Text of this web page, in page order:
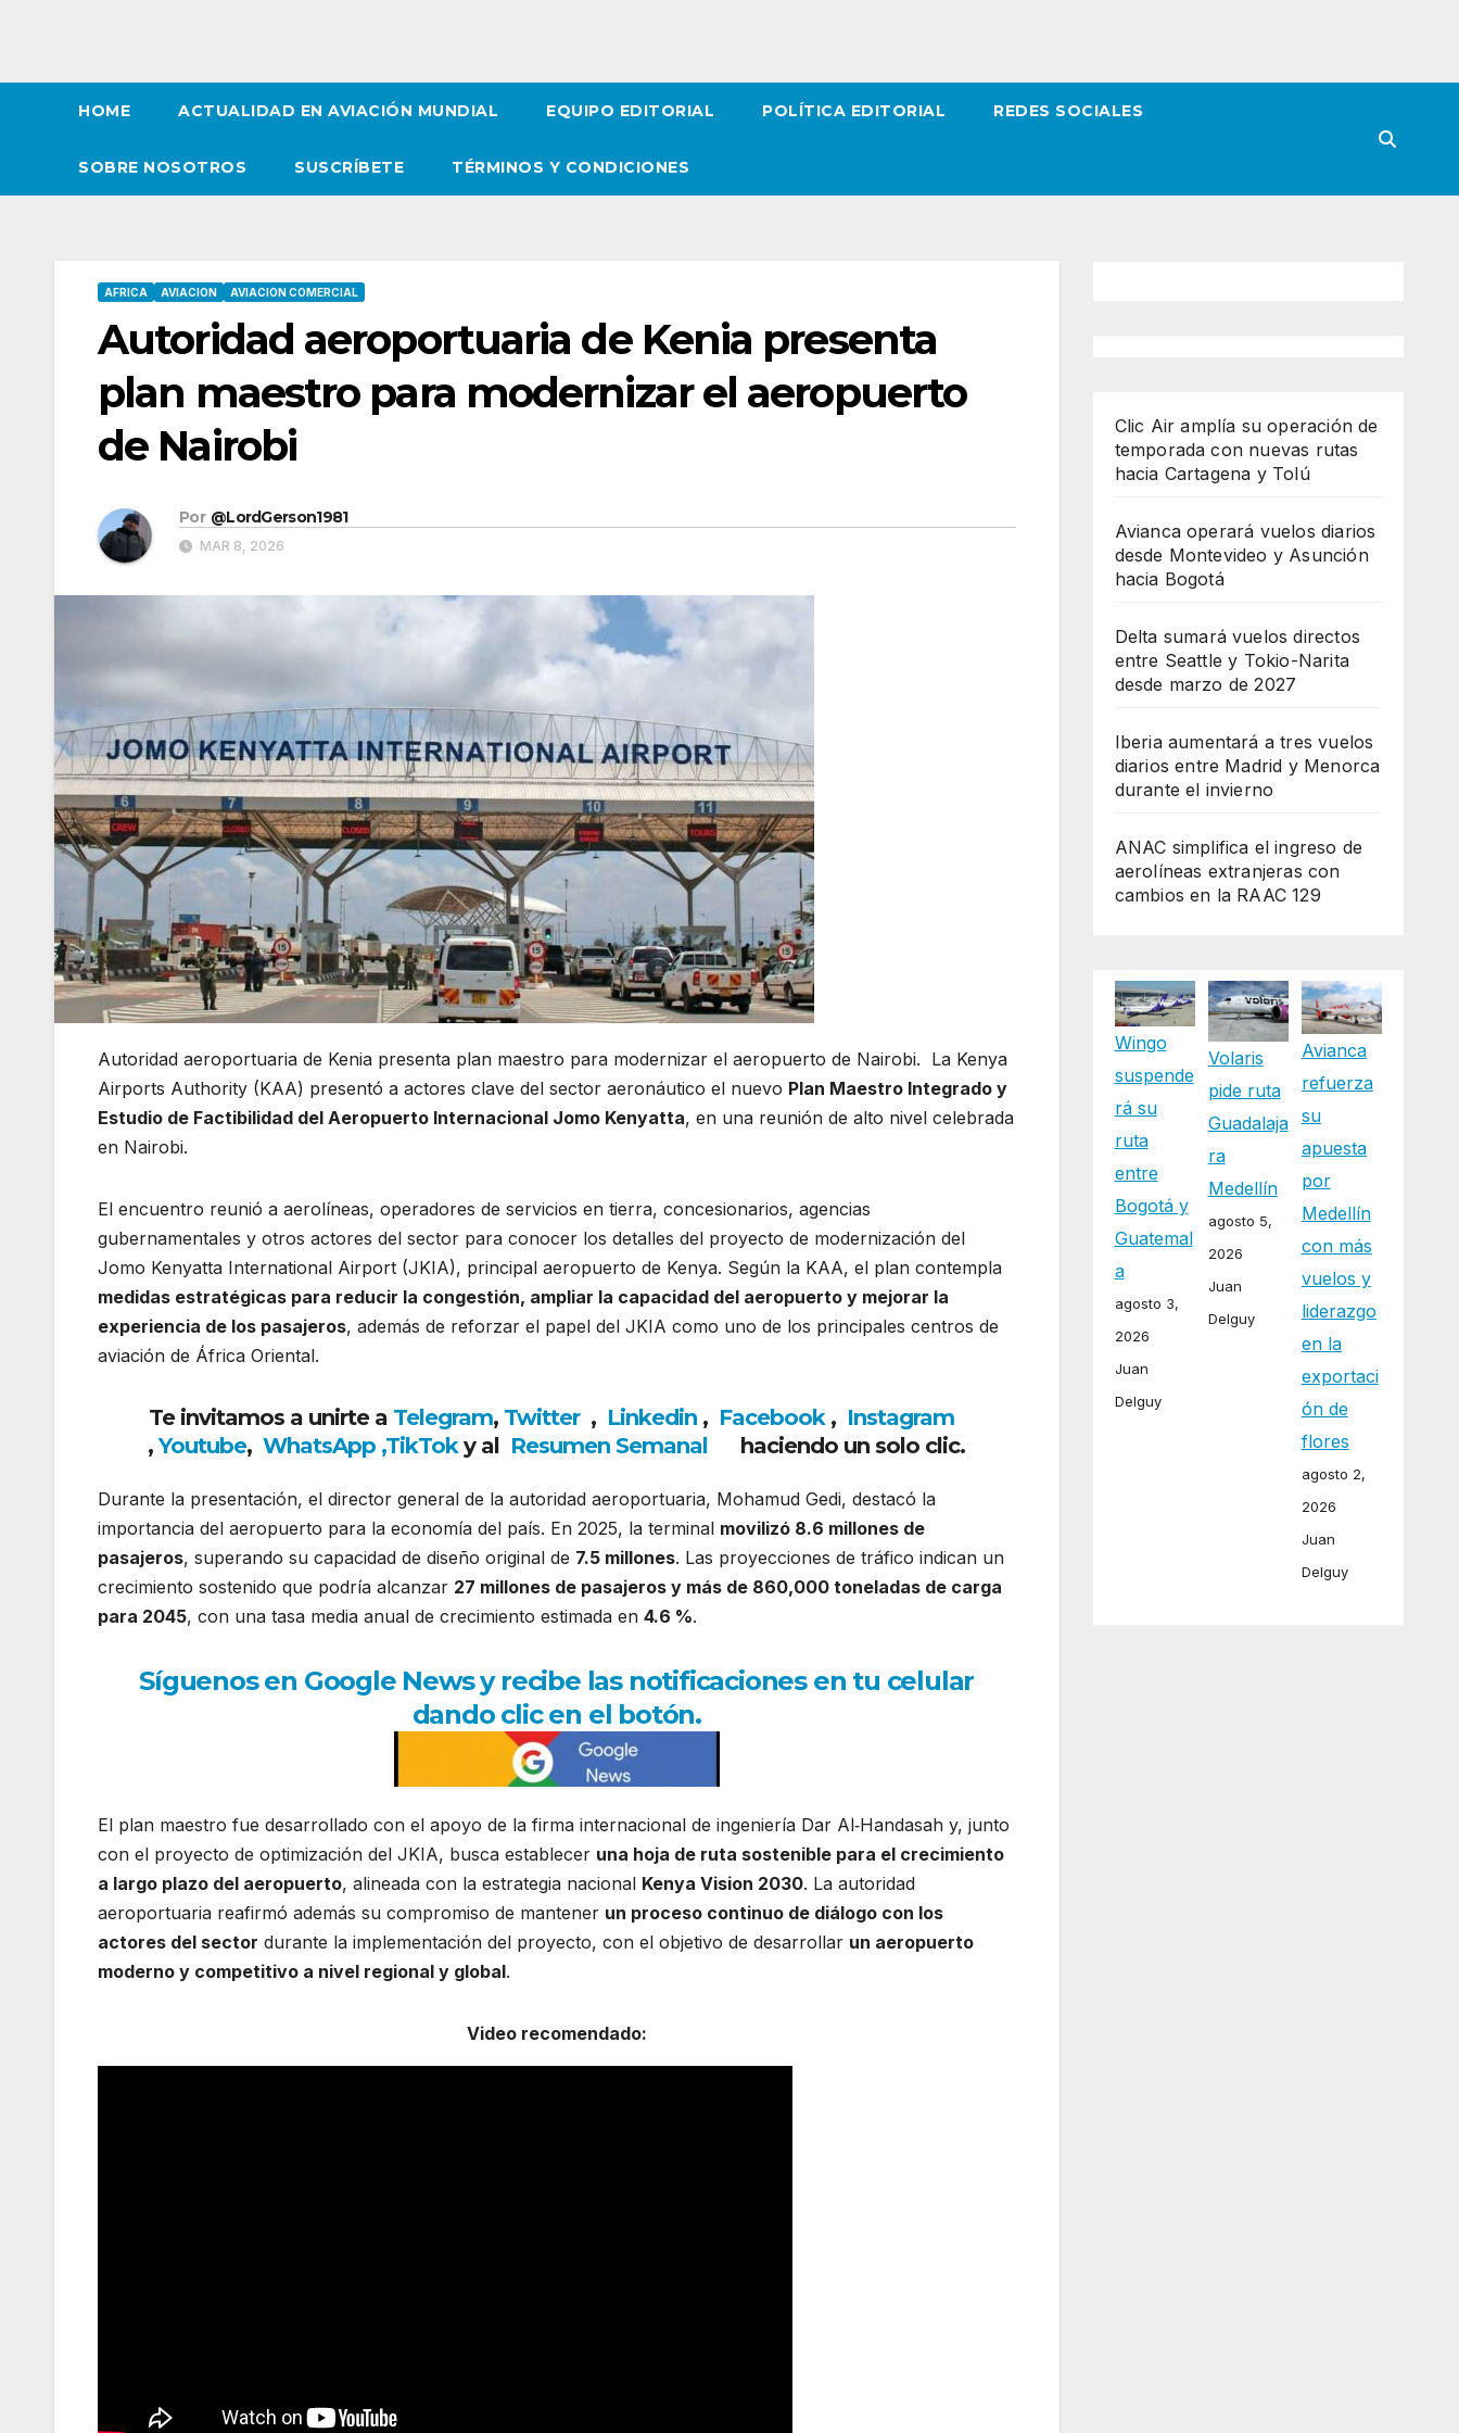
HOME ACTUALIDAD EN AVIACIÓN MUNDIAL EQUIPO EDITORIAL POLÍTICA EDITORIAL REDES SOCIALES
SOBRE NOSOTROS SUSCRÍBETE TÉRMINOS Y CONDICIONES
AFRICA AVIACION AVIACION COMERCIAL
Autoridad aeroportuaria de Kenia presenta
plan maestro para modernizar el aeropuerto
de Nairobi
Por @LordGerson1981
MAR 8, 2026
Autoridad aeroportuaria de Kenia presenta plan maestro para modernizar el aeropuerto de Nairobi. La Kenya
Airports Authority (KAA) presentó a actores clave del sector aeronáutico el nuevo Plan Maestro Integrado y
Estudio de Factibilidad del Aeropuerto Internacional Jomo Kenyatta, en una reunión de alto nivel celebrada
en Nairobi.
El encuentro reunió a aerolíneas, operadores de servicios en tierra, concesionarios, agencias
gubernamentales y otros actores del sector para conocer los detalles del proyecto de modernización del
Jomo Kenyatta International Airport (JKIA), principal aeropuerto de Kenya. Según la KAA, el plan contempla
medidas estratégicas para reducir la congestión, ampliar la capacidad del aeropuerto y mejorar la
experiencia de los pasajeros, además de reforzar el papel del JKIA como uno de los principales centros de
aviación de África Oriental.
Te invitamos a unirte a Telegram, Twitter , Linkedin, Facebook, Instagram
,Youtube,WhatsApp ,TikToky al Resumen Semanal haciendo un solo clic.
Durante la presentación, el director general de la autoridad aeroportuaria, Mohamud Gedi, destacó la
importancia del aeropuerto para la economía del país. En 2025, la terminal movilizó 8.6 millones de
pasajeros, superando su capacidad de diseño original de 7.5 millones. Las proyecciones de tráfico indican un
crecimiento sostenido que podría alcanzar 27 millones de pasajeros y más de 860,000 toneladas de carga
para 2045, con una tasa media anual de crecimiento estimada en 4.6 %.
Síguenos en Google News y recibe las notificaciones en tu celular
dando clic en el botón.
El plan maestro fue desarrollado con el apoyo de la firma internacional de ingeniería Dar Al‑Handasah y, junto
con el proyecto de optimización del JKIA, busca establecer una hoja de ruta sostenible para el crecimiento
a largo plazo del aeropuerto, alineada con la estrategia nacional Kenya Vision 2030. La autoridad
aeroportuaria reafirmó además su compromiso de mantener un proceso continuo de diálogo con los
actores del sector durante la implementación del proyecto, con el objetivo de desarrollar un aeropuerto
moderno y competitivo a nivel regional y global.
Video recomendado:
Clic Air amplía su operación de
temporada con nuevas rutas
hacia Cartagena y Tolú
Avianca operará vuelos diarios
desde Montevideo y Asunción
hacia Bogotá
Delta sumará vuelos directos
entre Seattle y Tokio-Narita
desde marzo de 2027
Iberia aumentará a tres vuelos
diarios entre Madrid y Menorca
durante el invierno
ANAC simplifica el ingreso de
aerolíneas extranjeras con
cambios en la RAAC 129
Wingo
suspende
rá su
ruta
entre
Bogotá y
Guatemal
a
agosto 3,
2026
Juan
Delguy
Volaris
pide ruta
Guadalaja
ra
Medellín
agosto 5,
2026
Juan
Delguy
Avianca
refuerza
su
apuesta
por
Medellín
con más
vuelos y
liderazgo
en la
exportaci
ón de
flores
agosto 2,
2026
Juan
Delguy